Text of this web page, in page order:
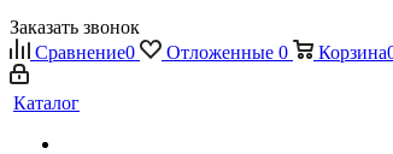
Заказать звонок
Сравнение0 Отложенные 0 Корзина
Каталог